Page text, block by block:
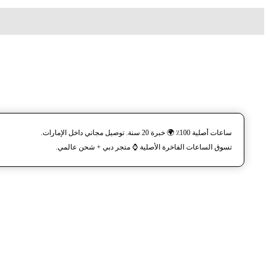
ساعات أصلية 100٪ 🌍 خبرة 20 سنة. توصيل مجاني داخل الإمارات.
تسوق الساعات الفاخرة الأصلية ⌚️ متجر دبي + شحن عالمي.